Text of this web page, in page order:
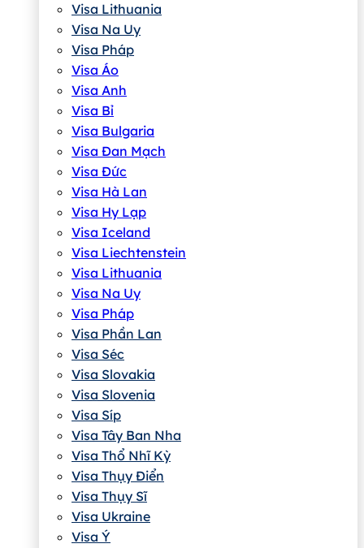
Visa Lithuania
Visa Na Uy
Visa Pháp
Visa Áo
Visa Anh
Visa Bỉ
Visa Bulgaria
Visa Đan Mạch
Visa Đức
Visa Hà Lan
Visa Hy Lạp
Visa Iceland
Visa Liechtenstein
Visa Lithuania
Visa Na Uy
Visa Pháp
Visa Phần Lan
Visa Séc
Visa Slovakia
Visa Slovenia
Visa Síp
Visa Tây Ban Nha
Visa Thổ Nhĩ Kỳ
Visa Thụy Điển
Visa Thụy Sĩ
Visa Ukraine
Visa Ý